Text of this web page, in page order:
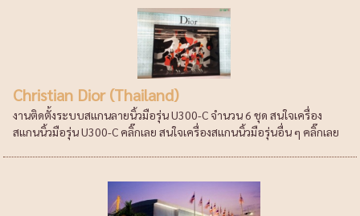
Christian Dior (Thailand)
งานติดตั้งระบบสแกนลายนิ้วมือรุ่น U300-C จำนวน 6 ชุด สนใจเครื่อง
สแกนนิ้วมือรุ่น U300-C คลิ๊กเลย สนใจเครื่องสแกนนิ้วมือรุ่นอื่น ๆ คลิ๊กเลย